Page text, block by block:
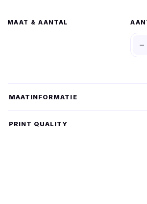
MAAT
−
MAATINFORMATIE
PRINT QUALITY